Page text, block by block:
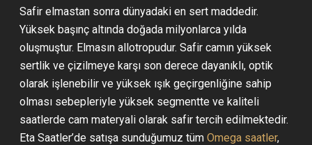
Safir elmastan sonra dünyadaki en sert maddedir.
Yüksek başınç altında doğada milyonlarca yılda
oluşmuştur. Elmasın allotropudur. Safir camın yüksek
sertlik ve çizilmeye karşı son derece dayanıklı, optik
olarak işlenebilir ve yüksek ışık geçirgenliğine sahip
olması sebepleriyle yüksek segmentte ve kaliteli
saatlerde cam materyali olarak safir tercih edilmektedir.
Eta Saatler’de satışa sunduğumuz tümOmega saatler,